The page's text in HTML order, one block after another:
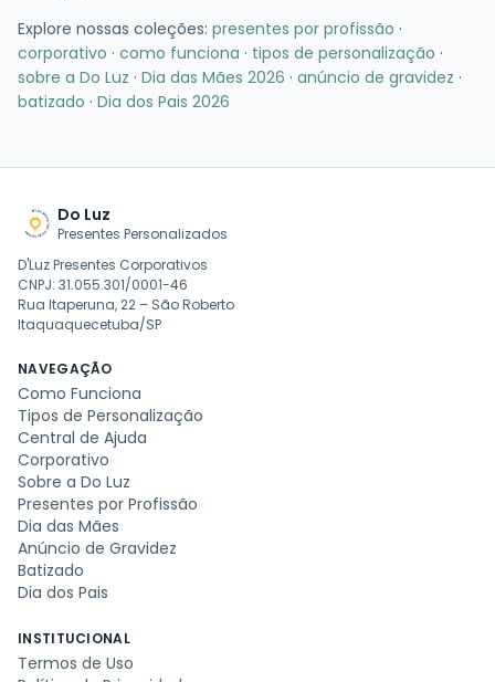
Explore nossas coleções: presentes por profissão ·
corporativo · como funciona · tipos de personalização ·
sobre a Do Luz · Dia das Mães 2026 · anúncio de gravidez ·
batizado · Dia dos Pais 2026
Do Luz
Presentes Personalizados
D'Luz Presentes Corporativos
CNPJ: 31.055.301/0001-46
Rua Itaperuna, 22 – São Roberto
Itaquaquecetuba/SP
NAVEGAÇÃO
Como Funciona
Tipos de Personalização
Central de Ajuda
Corporativo
Sobre a Do Luz
Presentes por Profissão
Dia das Mães
Anúncio de Gravidez
Batizado
Dia dos Pais
INSTITUCIONAL
Termos de Uso